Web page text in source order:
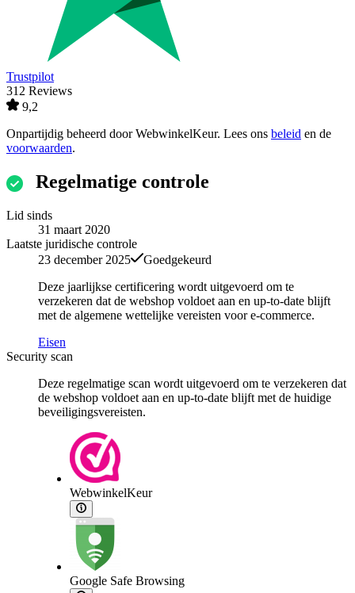
Trustpilot
312 Reviews
9,2
Onpartijdig beheerd doorWebwinkelKeur. Lees ons beleid en de
voorwaarden.
Regelmatige controle
Lid sinds
31 maart 2020
Laatste juridische controle
23 december 2025
Goedgekeurd
Deze jaarlijkse certificering wordt uitgevoerd om te
verzekeren dat de webshop voldoet aan en up-to-date blijft
met de algemene wettelijke vereisten voor e-commerce.
Eisen
Security scan
Deze regelmatige scan wordt uitgevoerd om te verzekeren dat
de webshop voldoet aan en up-to-date blijft met de huidige
beveiligingsvereisten.
WebwinkelKeur
Google Safe Browsing